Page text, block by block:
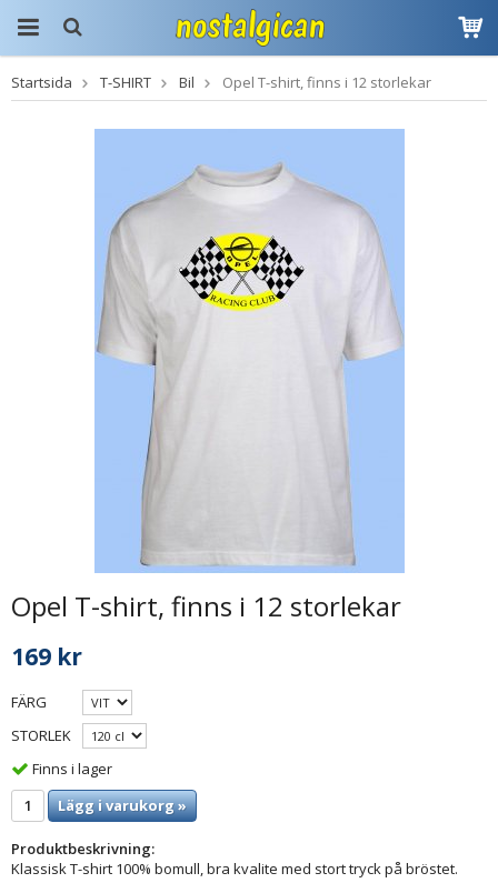
Produkten har blivit
tillagd i varukorgen
Startsida T-SHIRT Bil Opel T-shirt, finns i 12 storlekar
Opel T-shirt, finns i 12 storlekar
169 kr
FÄRG
STORLEK
Finns i lager
Lägg i varukorg »
Produktbeskrivning:
Klassisk T-shirt 100% bomull, bra kvalite med stort tryck på bröstet.